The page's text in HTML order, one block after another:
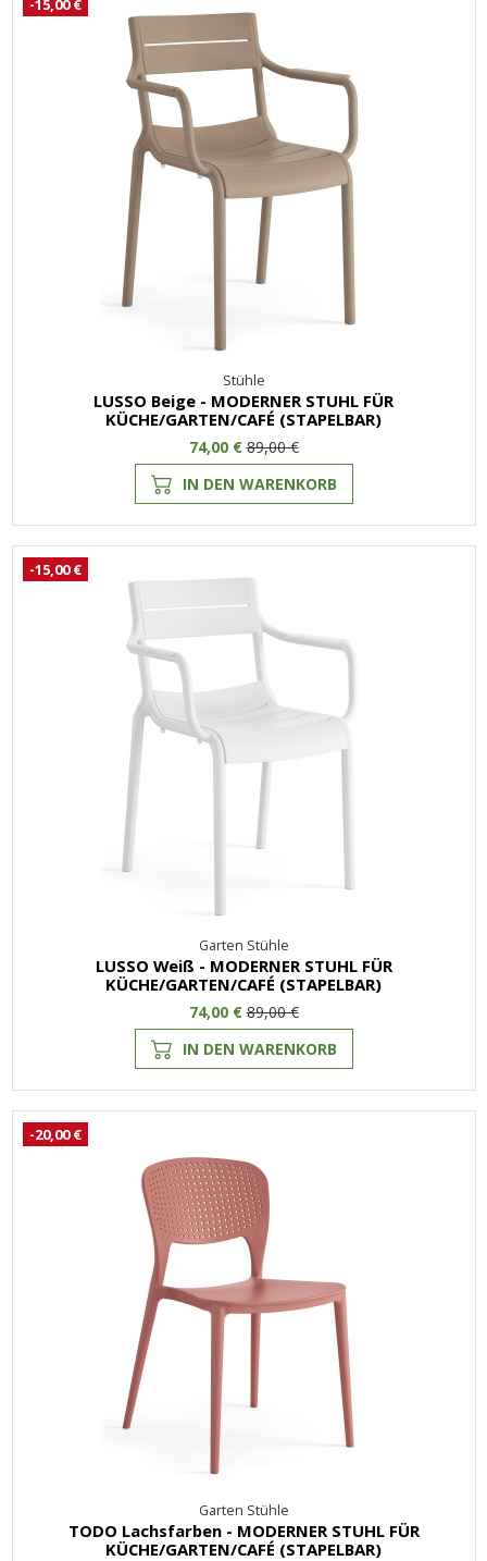
-15,00 €
Stühle
LUSSO Beige - MODERNER STUHL FÜR
KÜCHE/GARTEN/CAFÉ (STAPELBAR)
74,00 €89,00 €
IN DEN WARENKORB
-15,00 €
Garten Stühle
LUSSO Weiß - MODERNER STUHL FÜR
KÜCHE/GARTEN/CAFÉ (STAPELBAR)
74,00 €89,00 €
IN DEN WARENKORB
-20,00 €
Garten Stühle
TODO Lachsfarben - MODERNER STUHL FÜR
KÜCHE/GARTEN/CAFÉ (STAPELBAR)